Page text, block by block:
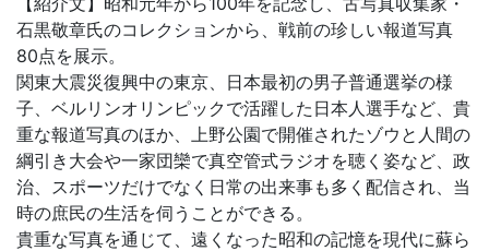
石黒敬章氏のコレクションから、戦前の珍しい報道写真
80点を展示。
関東大震災復興中の東京、日本最初の男子普通選挙の様
子、ベルリンオリンピックで活躍した日本人選手など、貴
重な報道写真のほか、上野公園で開催されたゾウと人間の
綱引き大会や一家団欒で真空管式ラジオを聴く姿など、政
治、スポーツだけでなく日常の出来事も多く配信され、当
時の庶民の生活を伺うことができる。
貴重な写真を通じて、遠くなった昭和の記憶を現代に蘇ら